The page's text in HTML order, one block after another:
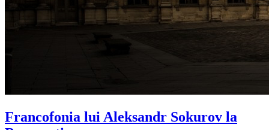
Francofonia lui Aleksandr Sokurov la